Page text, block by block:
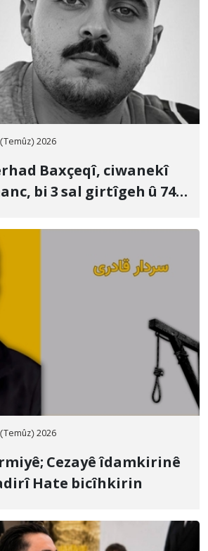
2026
Baxçeqî, ciwanekî
bi 3 sal girtîgeh û 74
2026
Cezayê îdamkirinê
Hate bicîhkirin